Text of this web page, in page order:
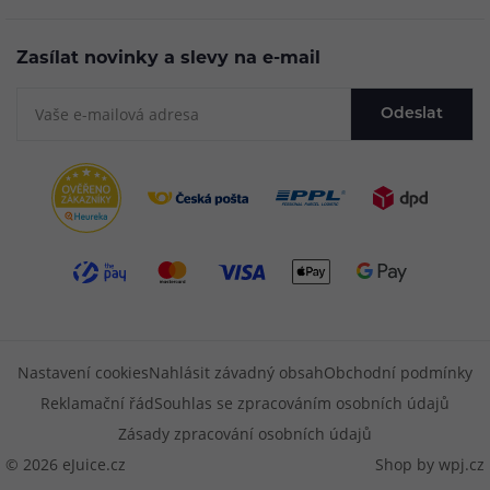
Zasílat novinky a slevy na e-mail
Odeslat
© 2026 eJuice.cz
Nastavení cookiesNahlásit závadný obsahObchodní podmínky
Reklamační řádSouhlas se zpracováním osobních údajů
Zásady zpracování osobních údajů
Shop by wpj.cz